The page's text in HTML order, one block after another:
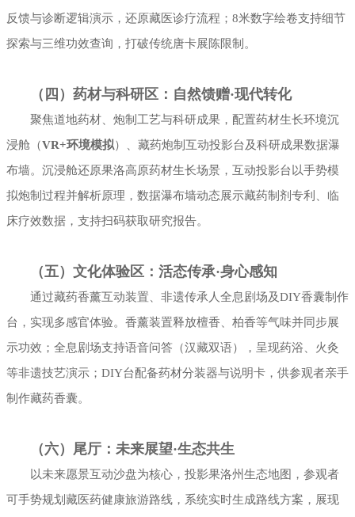
反馈与诊断逻辑演示，还原藏医诊疗流程；8米数字绘卷支持细节
探索与三维功效查询，打破传统唐卡展陈限制。
（四）药材与科研区：自然馈赠·现代转化
聚焦道地药材、炮制工艺与科研成果，配置药材生长环境沉
浸舱（VR+环境模拟）、藏药炮制互动投影台及科研成果数据瀑
布墙。沉浸舱还原果洛高原药材生长场景，互动投影台以手势模
拟炮制过程并解析原理，数据瀑布墙动态展示藏药制剂专利、临
床疗效数据，支持扫码获取研究报告。
（五）文化体验区：活态传承·身心感知
通过藏药香薰互动装置、非遗传承人全息剧场及DIY香囊制作
台，实现多感官体验。香薰装置释放檀香、柏香等气味并同步展
示功效；全息剧场支持语音问答（汉藏双语），呈现药浴、火灸
等非遗技艺演示；DIY台配备药材分装器与说明卡，供参观者亲手
制作藏药香囊。
（六）尾厅：未来展望·生态共生
以未来愿景互动沙盘为核心，投影果洛州生态地图，参观者
可手势规划藏医药健康旅游路线，系统实时生成路线方案，展现